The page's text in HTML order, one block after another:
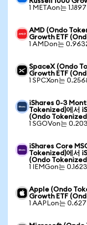
1 METAon는
AMD (Ondo
Growth ETF
1 AMDon는
SpaceX (Ondo
Growth ETF
1 SPCXon는
iShares 0-3
Tokenized)에서
(Ondo
1 SGOVon는
iShares Core
Tokenized)에서
(Ondo
1 IEMGon는
Apple (Ondo
Growth ETF
1 AAPLon는